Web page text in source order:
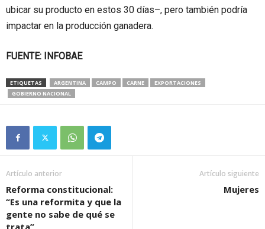
ubicar su producto en estos 30 días–, pero también podría
impactar en la producción ganadera.
FUENTE: INFOBAE
ETIQUETAS ARGENTINA CAMPO CARNE
EXPORTACIONES
GOBIERNO NACIONAL
Artículo anterior
Reforma constitucional:
“Es una reformita y que la
gente no sabe de qué se
trata”
Artículo siguiente
Mujeres